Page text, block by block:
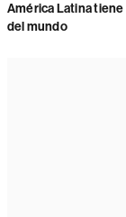
América Latina
del mundo